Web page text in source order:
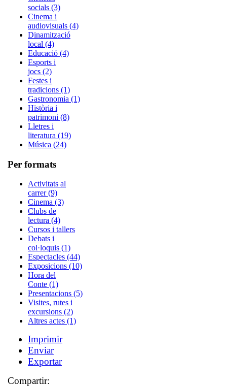
socials (3)
Cinema i
audiovisuals (4)
Dinamització
local (4)
Educació (4)
Esports i
jocs (2)
Festes i
tradicions (1)
Gastronomia (1)
Història i
patrimoni (8)
Lletres i
literatura (19)
Música (24)
Per formats
Activitats al
carrer (9)
Cinema (3)
Clubs de
lectura (4)
Cursos i tallers
Debats i
col·loquis (1)
Espectacles (44)
Exposicions (10)
Hora del
Conte (1)
Presentacions (5)
Visites, rutes i
excursions (2)
Altres actes (1)
Imprimir
Enviar
Exportar
Compartir: